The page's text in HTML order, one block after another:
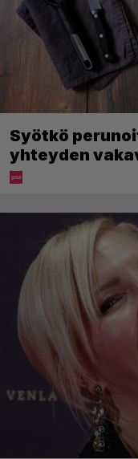
Syötkö
yhteyden